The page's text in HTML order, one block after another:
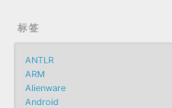
标签
ANTLR
ARM
Alienware
Android